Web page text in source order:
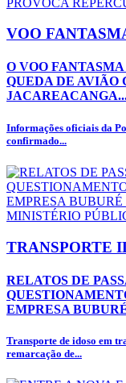
VOO
O VOO FANTASMA
QUEDA DE AVIÃO
Informações oficiais da
confirmado...
TRANSPORTE
RELATOS DE
EMPRESA
Transporte de idoso em
remarcação de...